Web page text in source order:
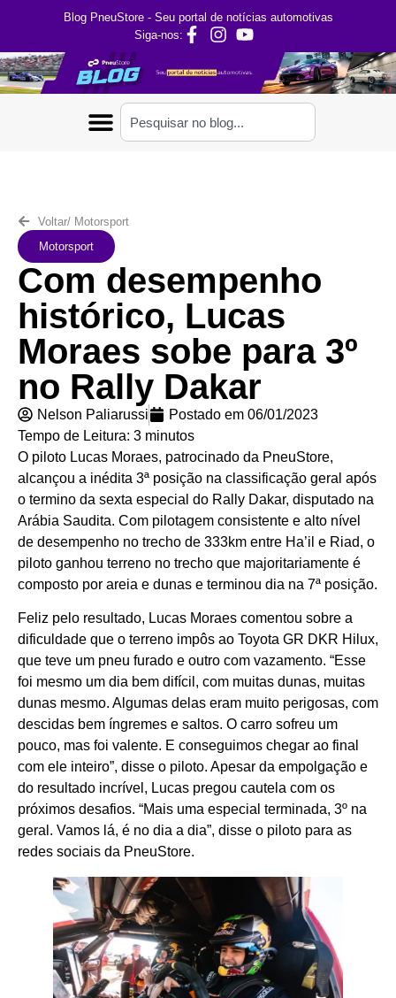
Blog PneuStore - Seu portal de notícias automotivas
Siga-nos:
Voltar/ Motorsport
Motorsport
Com desempenho
histórico, Lucas
Moraes sobe para 3º
no Rally Dakar
Nelson Paliarussi Postado em 06/01/2023
Tempo de Leitura: 3 minutos
O piloto Lucas Moraes, patrocinado da PneuStore,
alcançou a inédita 3ª posição na classificação geral após
o termino da sexta especial do Rally Dakar, disputado na
Arábia Saudita. Com pilotagem consistente e alto nível
de desempenho no trecho de 333km entre Ha’il e Riad, o
piloto ganhou terreno no trecho que majoritariamente é
composto por areia e dunas e terminou dia na 7ª posição.
Feliz pelo resultado, Lucas Moraes comentou sobre a
dificuldade que o terreno impôs ao Toyota GR DKR Hilux,
que teve um pneu furado e outro com vazamento. “Esse
foi mesmo um dia bem difícil, com muitas dunas, muitas
dunas mesmo. Algumas delas eram muito perigosas, com
descidas bem íngremes e saltos. O carro sofreu um
pouco, mas foi valente. E conseguimos chegar ao final
com ele inteiro”, disse o piloto. Apesar da empolgação e
do resultado incrível, Lucas pregou cautela com os
próximos desafios. “Mais uma especial terminada, 3º na
geral. Vamos lá, é no dia a dia”, disse o piloto para as
redes sociais da PneuStore.